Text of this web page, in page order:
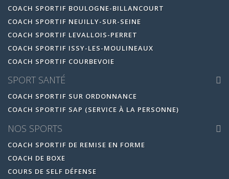
COACH SPORTIF BOULOGNE-BILLANCOURT
COACH SPORTIF NEUILLY-SUR-SEINE
COACH SPORTIF LEVALLOIS-PERRET
COACH SPORTIF ISSY-LES-MOULINEAUX
COACH SPORTIF COURBEVOIE
SPORT SANTÉ
COACH SPORTIF SUR ORDONNANCE
COACH SPORTIF SAP (SERVICE À LA PERSONNE)
NOS SPORTS
COACH SPORTIF DE REMISE EN FORME
COACH DE BOXE
COURS DE SELF DÉFENSE